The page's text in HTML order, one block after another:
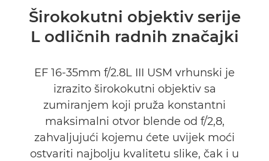
Pregled
Tehnički podaci
Širokokutni objektiv serije
L odličnih radnih značajki
EF 16-35mm f/2.8L III USM vrhunski je
izrazito širokokutni objektiv sa
zumiranjem koji pruža konstantni
maksimalni otvor blende od f/2,8,
zahvaljujući kojemu ćete uvijek moći
ostvariti najbolju kvalitetu slike, čak i u